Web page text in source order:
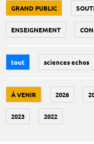
GRAND PUBLIC
ENSEIGNEMENT
tout sciences echos
À VENIR 2026
2023 2022